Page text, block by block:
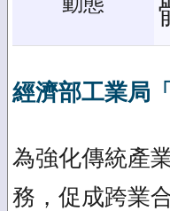
經濟部工業局
為強化傳統產
務，促成跨業